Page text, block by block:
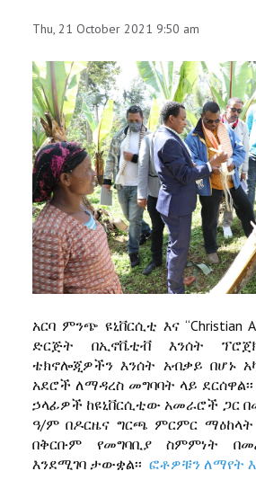
Thu, 21 October 2021 9:50 am
አርባ ምንጭ ዩኒቨርሲቲ እና “Christian
ድርጅት በኢኖቬቲቭ እንሰት
ቴክኖሎጂዎችን እንሰት አብቃይ በሆኑ
አደሮች ለማዳረስ መግባባት ላይ
ኃላፊዎች ከዩኒቨርሲቲው አመራሮች ጋር
ዓ/ም በዶርዜና ግርጫ ምርምር
በቅርቡም የመግባቢያ ስምምነት
እንደሚገባ ታውቋል፡፡ ፎቶዎቹን ለማየት